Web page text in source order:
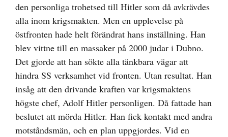
den personliga trohetsed till Hitler som då avkrävdes
alla inom krigsmakten. Men en upplevelse på
östfronten hade helt förändrat hans inställning. Han
blev vittne till en massaker på 2000 judar i Dubno.
Det gjorde att han sökte alla tänkbara vägar att
hindra SS verksamhet vid fronten. Utan resultat. Han
insåg att den drivande kraften var krigsmaktens
högste chef, Adolf Hitler personligen. Då fattade han
beslutet att mörda Hitler. Han fick kontakt med andra
motståndsmän, och en plan uppgjordes. Vid en